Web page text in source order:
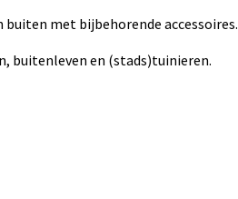
met bijbehorende accessoires.
buitenleven en (stads)tuinieren.